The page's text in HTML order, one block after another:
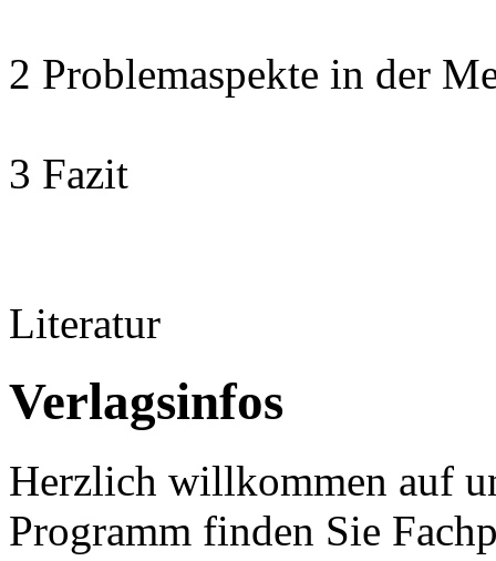
2 Problemaspekte in der
3 Fazit
Literatur
Verlagsinfos
Herzlich willkommen auf
Programm finden Sie